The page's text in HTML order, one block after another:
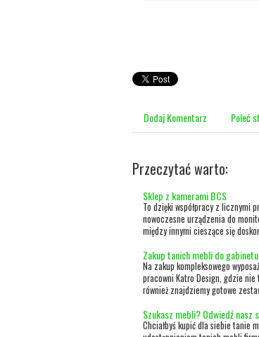
Dodaj Komentarz Poleć
Przeczytać warto:
Sklep z kamerami BCS
To dzięki współpracy z licznymi
nowoczesne urządzenia do
między innymi cieszące się
Zakup tanich mebli do
Na zakup kompleksowego
pracowni Katro Design, gdzie
również znajdziemy gotowe
Szukasz mebli? Odwiedź nasz
Chciałbyś kupić dla siebie tanie